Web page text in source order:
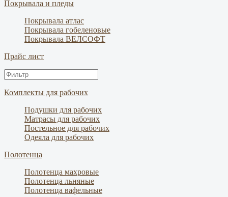
Покрывала и пледы
Покрывала атлас
Покрывала гобеленовые
Покрывала ВЕЛСОФТ
Прайс лист
Комплекты для рабочих
Подушки для рабочих
Матрасы для рабочих
Постельное для рабочих
Одеяла для рабочих
Полотенца
Полотенца махровые
Полотенца льняные
Полотенца вафельные